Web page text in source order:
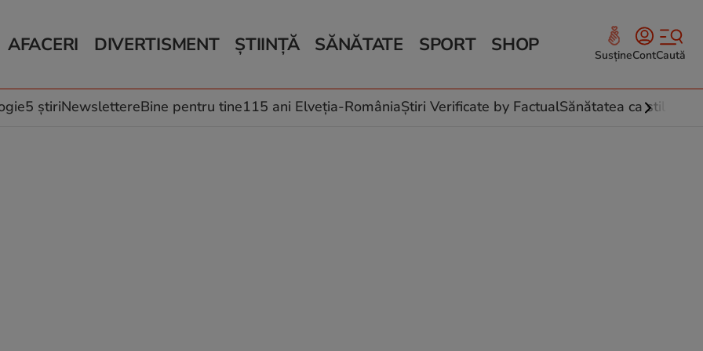
AFACERI
Auto
Locuri de muncă
DIVERTISMENT
Horoscop
Muzică și Filme
ȘTIINȚĂ
Schimbări climatice
SĂNĂTATE
Relații
Rețete culinare
SPORT SHOP SusțineContCaută
5 știriNewslettereBine pentru tine115 ani Elveția-RomâniaȘtiri Verificate by FactualSănătatea ca stil de